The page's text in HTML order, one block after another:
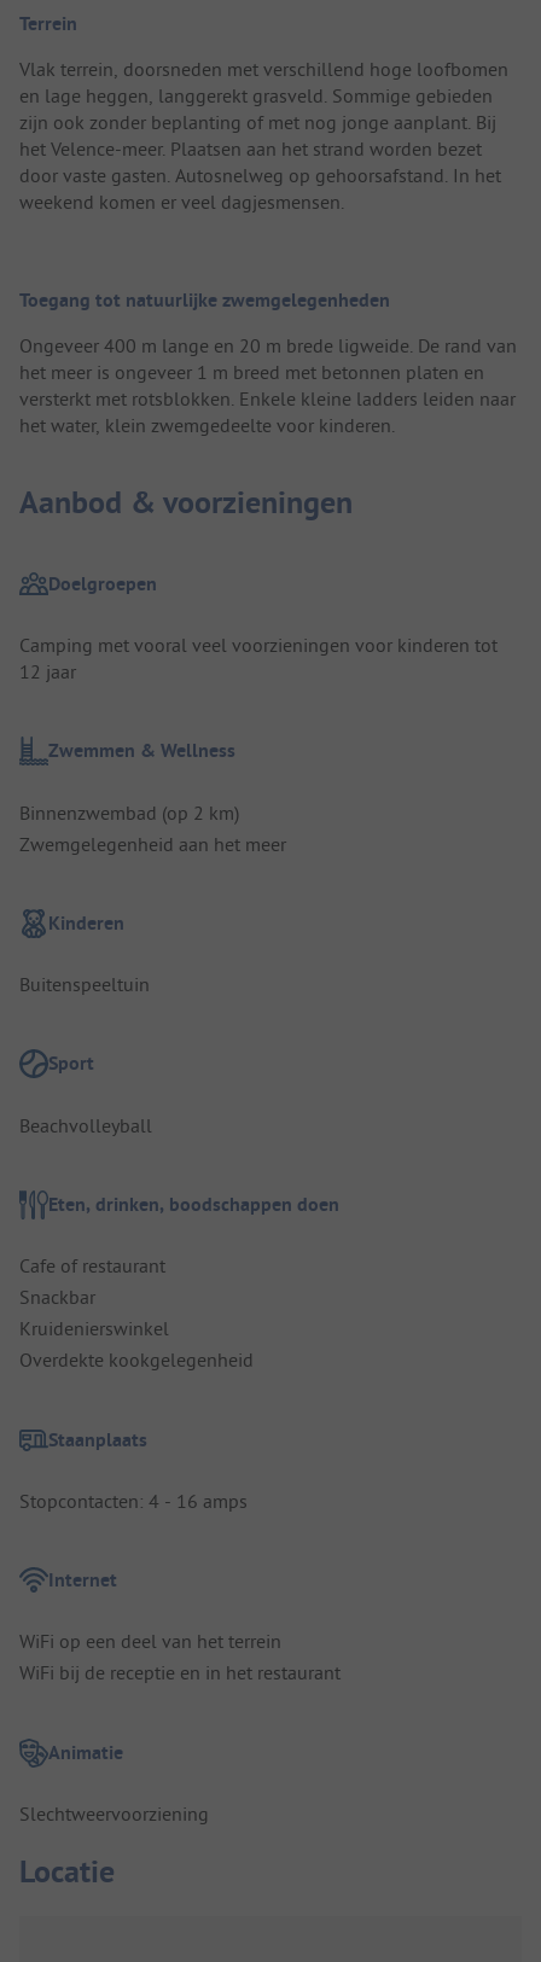
Terrein
Vlak terrein, doorsneden met verschillend hoge loofbomen
en lage heggen, langgerekt grasveld. Sommige gebieden
zijn ook zonder beplanting of met nog jonge aanplant. Bij
het Velence-meer. Plaatsen aan het strand worden bezet
door vaste gasten. Autosnelweg op gehoorsafstand. In het
weekend komen er veel dagjesmensen.
Toegang tot natuurlijke zwemgelegenheden
Ongeveer 400 m lange en 20 m brede ligweide. De rand van
het meer is ongeveer 1 m breed met betonnen platen en
versterkt met rotsblokken. Enkele kleine ladders leiden naar
het water, klein zwemgedeelte voor kinderen.
Aanbod & voorzieningen
Doelgroepen
Camping met vooral veel voorzieningen voor kinderen tot
12 jaar
Zwemmen & Wellness
Binnenzwembad (op 2 km)
Zwemgelegenheid aan het meer
Kinderen
Buitenspeeltuin
Sport
Beachvolleyball
Eten, drinken, boodschappen doen
Cafe of restaurant
Snackbar
Kruidenierswinkel
Overdekte kookgelegenheid
Staanplaats
Stopcontacten: 4 - 16 amps
Internet
WiFi op een deel van het terrein
WiFi bij de receptie en in het restaurant
Animatie
Slechtweervoorziening
Locatie